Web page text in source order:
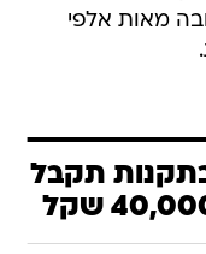
מאות אלפי
תקבל